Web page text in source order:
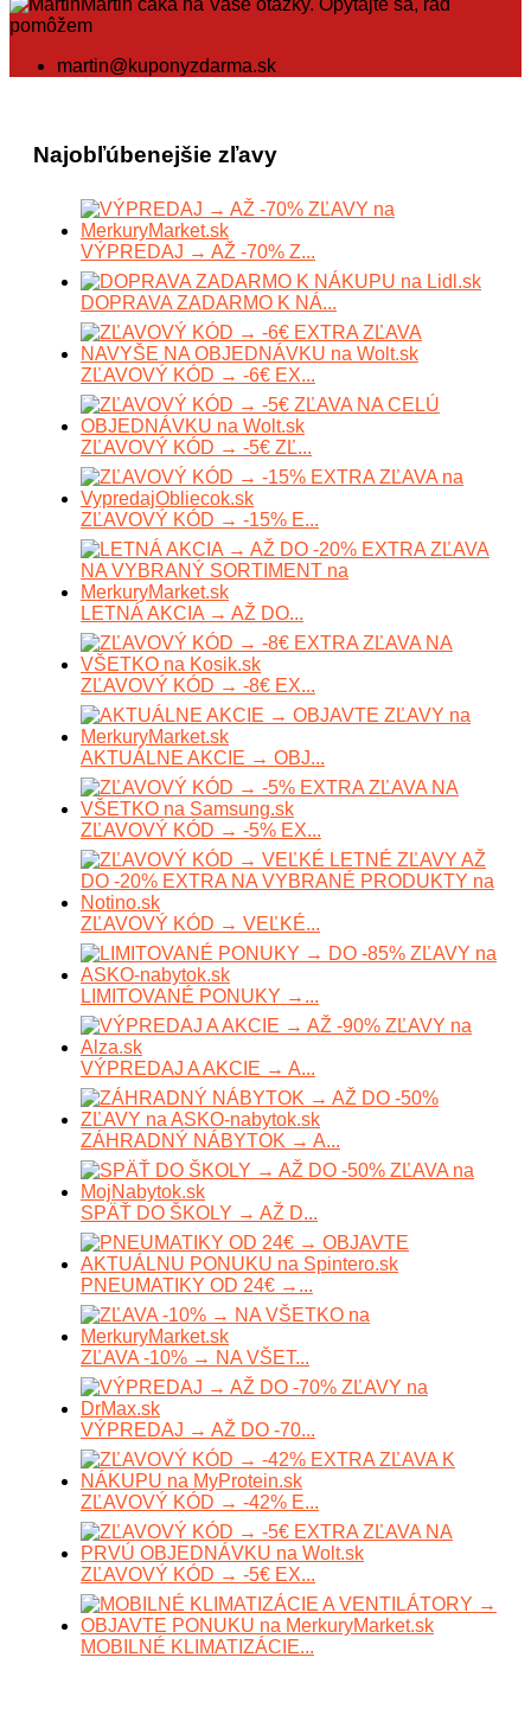
Martin čaká na Vaše otázky. Opýtajte sa, rád
pomôžem
martin@kuponyzdarma.sk
Najobľúbenejšie zľavy
VÝPREDAJ → AŽ -70% Z...
DOPRAVA ZADARMO K NÁ...
ZĽAVOVÝ KÓD → -6€ EX...
ZĽAVOVÝ KÓD → -5€ ZĽ...
ZĽAVOVÝ KÓD → -15% E...
LETNÁ AKCIA → AŽ DO...
ZĽAVOVÝ KÓD → -8€ EX...
AKTUÁLNE AKCIE → OBJ...
ZĽAVOVÝ KÓD → -5% EX...
ZĽAVOVÝ KÓD → VEĽKÉ...
LIMITOVANÉ PONUKY →...
VÝPREDAJ A AKCIE → A...
ZÁHRADNÝ NÁBYTOK → A...
SPÄŤ DO ŠKOLY → AŽ D...
PNEUMATIKY OD 24€ →...
ZĽAVA -10% → NA VŠET...
VÝPREDAJ → AŽ DO -70...
ZĽAVOVÝ KÓD → -42% E...
ZĽAVOVÝ KÓD → -5€ EX...
MOBILNÉ KLIMATIZÁCIE...